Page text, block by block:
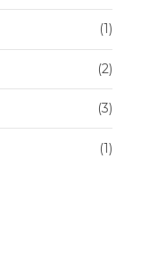
(1)
(2)
(3)
(1)